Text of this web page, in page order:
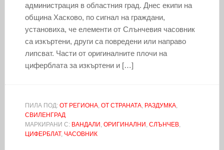
администрация в областния град. Днес екипи на
община Хасково, по сигнал на граждани,
установиха, че елементи от Слънчевия часовник
са изкъртени, други са повредени или направо
липсват. Части от оригиналните плочи на
циферблата за изкъртени и […]
ПИЛА ПОД: ОТ РЕГИОНА, ОТ СТРАНАТА, РАЗДУМКА,
СВИЛЕНГРАД
МАРКИРАНИ С: ВАНДАЛИ , ОРИГИНАЛНИ , СЛЪНЧЕВ,
ЦИФЕРБЛАТ, ЧАСОВНИК